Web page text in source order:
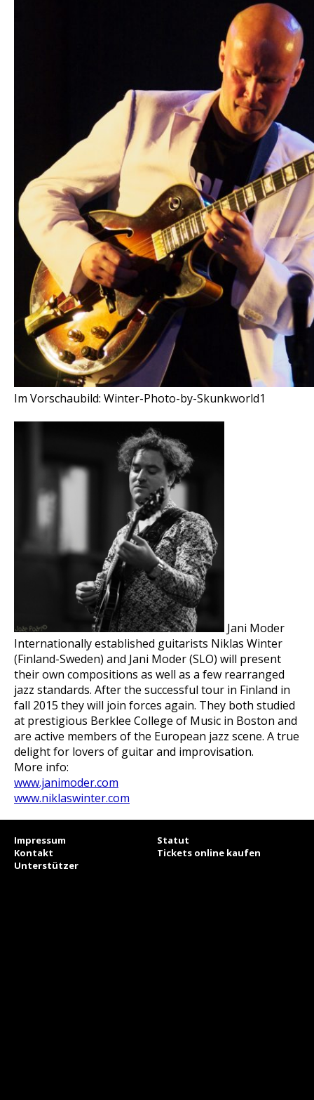
Im Vorschaubild: Winter-Photo-by-Skunkworld1
Jani Moder
Internationally established guitarists Niklas Winter
(Finland-Sweden) and Jani Moder (SLO) will present
their own compositions as well as a few rearranged
jazz standards. After the successful tour in Finland in
fall 2015 they will join forces again. They both studied
at prestigious Berklee College of Music in Boston and
are active members of the European jazz scene. A true
delight for lovers of guitar and improvisation.
More info:
www.janimoder.com
www.niklaswinter.com
Impressum
Statut
Kontakt
Tickets online kaufen
Unterstützer